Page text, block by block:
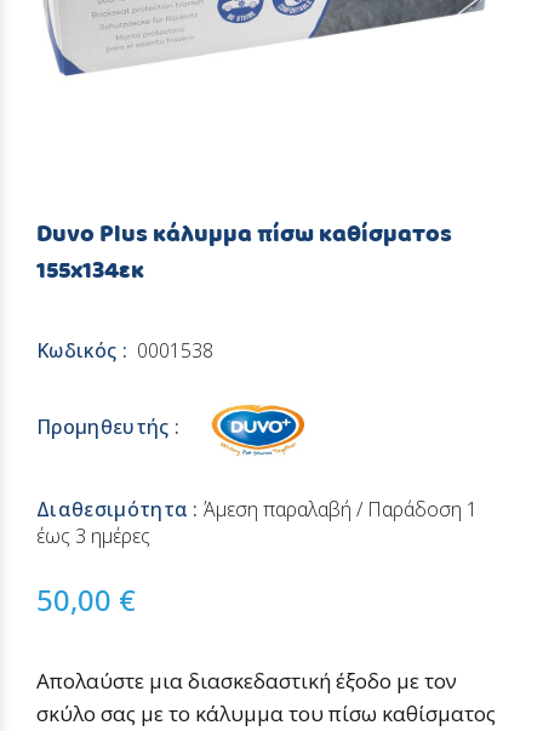
Duvo Plus κάλυμμα πίσω καθίσματος
155x134εκ
Κωδικός : 0001538
Προμηθευτής :
Διαθεσιμότητα :Άμεση παραλαβή / Παράδoση 1
έως 3 ημέρες
50,00 €
Απολαύστε μια διασκεδαστική έξοδο με τον
σκύλο σας με το κάλυμμα του πίσω καθίσματος